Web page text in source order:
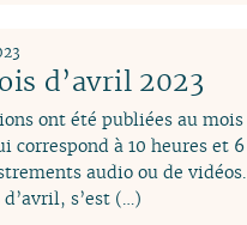
d’avril 2023
ont été publiées au mois
correspond à 10 heures et 6
audio ou de vidéos.
s’est (…)